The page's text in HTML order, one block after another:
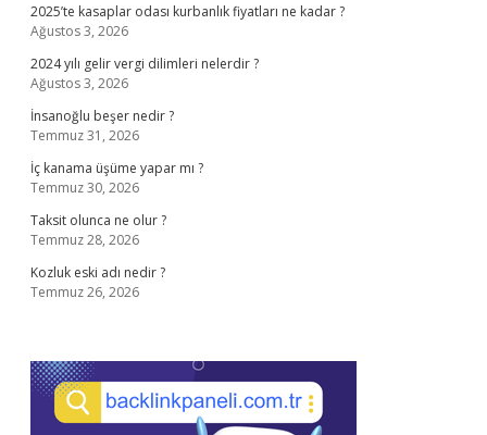
2025’te kasaplar odası kurbanlık fiyatları ne kadar ?
Ağustos 3, 2026
2024 yılı gelir vergi dilimleri nelerdir ?
Ağustos 3, 2026
İnsanoğlu beşer nedir ?
Temmuz 31, 2026
İç kanama üşüme yapar mı ?
Temmuz 30, 2026
Taksit olunca ne olur ?
Temmuz 28, 2026
Kozluk eski adı nedir ?
Temmuz 26, 2026